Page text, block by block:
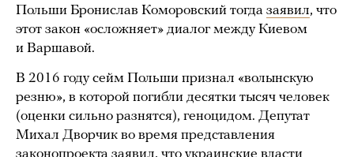
Польши Бронислав Коморовский тогда заявил, что
этот закон «осложняет» диалог между Киевом
и Варшавой.
В 2016 году сейм Польши признал «волынскую
резню», в которой погибли десятки тысяч человек
(оценки сильно разнятся), геноцидом. Депутат
Михал Дворчик во время представления